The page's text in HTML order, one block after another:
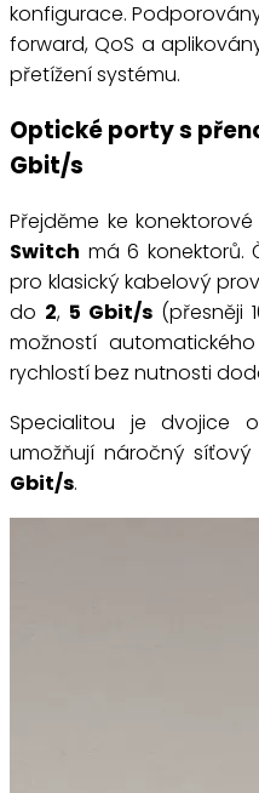
konfigurace.
forward, QoS a
přetížení systému.
Optické porty s
Gbit/s
Přejděme ke
Switch má 6 konektorů.
pro klasický kabelový
do 2, 5 Gbit/s (přesněji
možností
rychlostí bez nutnosti
Specialitou je dvojice
umožňují náročný
Gbit/s.